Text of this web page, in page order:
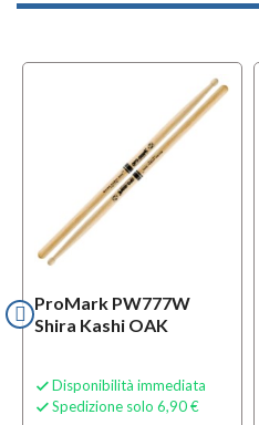
ProMark PW777W
Shira Kashi OAK
 Disponibilità immediata
 Spedizione solo 6,90 €